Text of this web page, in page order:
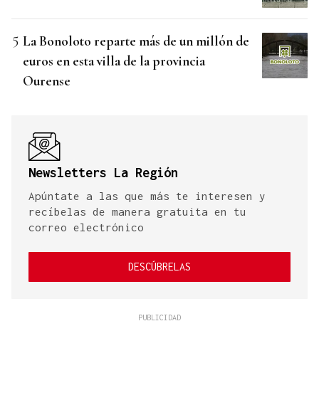
La Bonoloto reparte más de un millón de
euros en esta villa de la provincia
Ourense
Newsletters La Región
Apúntate a las que más te interesen y
recíbelas de manera gratuita en tu
correo electrónico
DESCÚBRELAS